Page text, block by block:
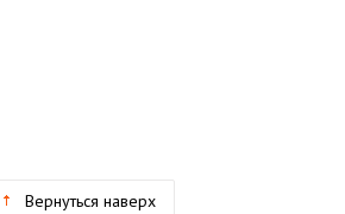
Вернуться наверх